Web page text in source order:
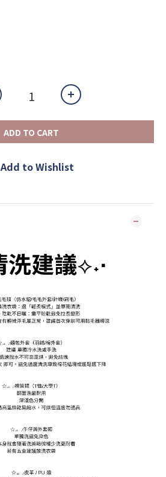
ADD TO CART
Add to Wishlist